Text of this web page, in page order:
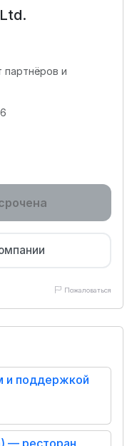
партнёров и
Пожаловаться
и поддержкой
— ресторан